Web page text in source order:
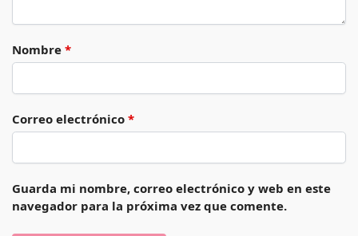
Nombre *
Correo electrónico *
Guarda mi nombre, correo electrónico y web en este
navegador para la próxima vez que comente.